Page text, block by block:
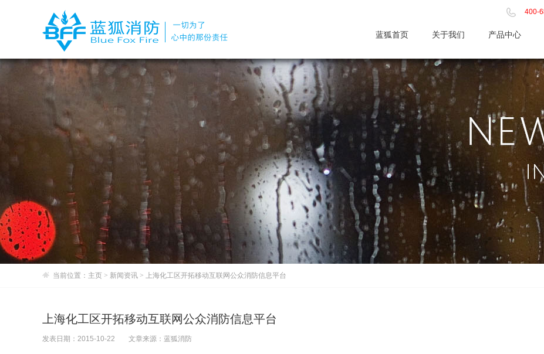
400-
蓝狐首页 关于我们 产品中心
当前位置： 主页 > 新闻资讯 > 上海化工区开拓移动互联网公众消防信息平台
上海化工区开拓移动互联网公众消防信息平台
发表日期：2015-10-22 文章来源：蓝狐消防